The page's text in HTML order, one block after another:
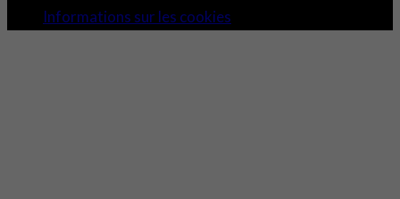
Informations sur les cookies